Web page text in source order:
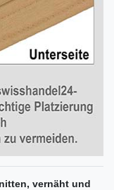
vernäht und